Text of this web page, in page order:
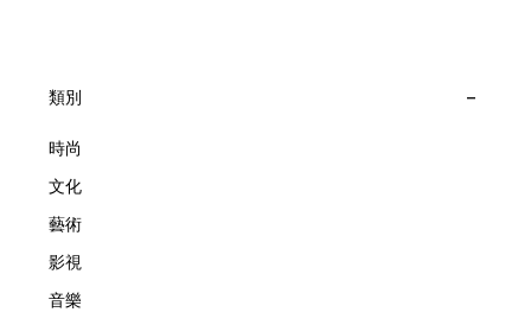
子，以及訴說時間的珠寶。每個主題展區都有精美的佈置回應
大主題展區，彰顯世家的核心價值。2010年，Van Cleef &
級鐘錶大賞（Grand Prix d'Horlogerie de Genève）中獲獎的
擁而吻。雙逆跳機芯精準驅動這場機械浪漫，讓時間不再是抽
象概念，而是心跳的律動。 故事並未完結，2025年推出的
Lady Arpels Bal des Amoureux
類別
時尚
文化
藝術
影視
音樂